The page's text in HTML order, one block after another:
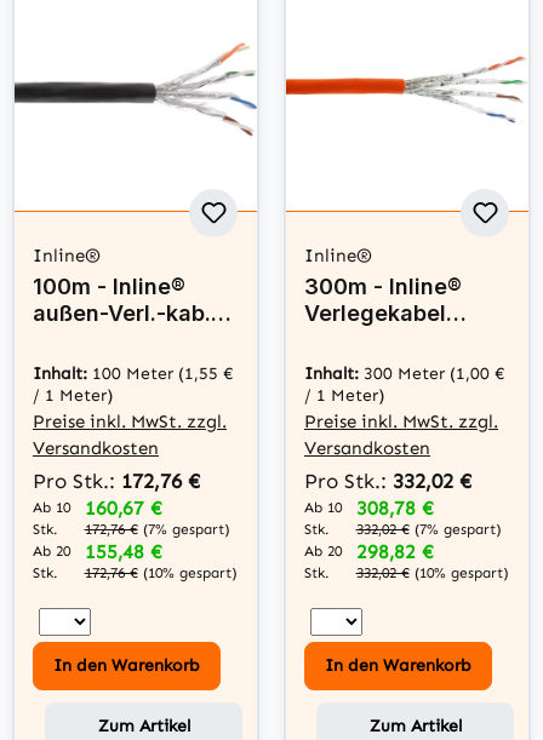
Inline®
100m - Inline®
außen-Verl.-kab.
(PiMF) 4x2x0,58
AWG23, PE-Man.
schw.
Inhalt: 100 Meter (1,55 €
/ 1 Meter)
Preise inkl. MwSt. zzgl.
Versandkosten
Pro Stk.: 172,76 €
Ab 10
Stk.
160,67 €
172,76 € (7% gespart)
Ab 20
Stk.
155,48 €
172,76 € (10% gespart)
In den Warenkorb
Zum Artikel
Inline®
300m - Inline®
Verlegekabel
(PiMF) 4x2x0,58
AWG23, 1200MHz,
LSZH
Inhalt: 300 Meter (1,00 €
/ 1 Meter)
Preise inkl. MwSt. zzgl.
Versandkosten
Pro Stk.: 332,02 €
Ab 10
Stk.
308,78 €
332,02 € (7% gespart)
Ab 20
Stk.
298,82 €
332,02 € (10% gespart)
In den Warenkorb
Zum Artikel